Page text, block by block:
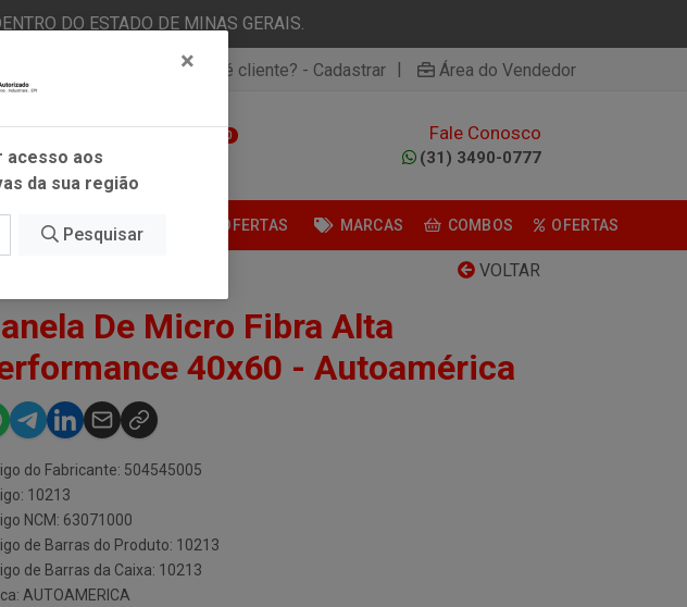
DO ESTADO DE MINAS GERAIS.
cliente? - Entrar Não é cliente? - Cadastrar | Área do Vendedor
0 Fale Conosco
(31) 3490-0777
ESTÉTICA AUTOMOTIVA OFERTAS MARCAS COMBOS OFERTAS
VOLTAR
De Micro Fibra Alta
40x60 - Autoamérica
do Fabricante: 504545005
10213
NCM: 63071000
de Barras do Produto: 10213
de Barras da Caixa: 10213
AUTOAMERICA
×
acesso aos
da sua região
Pesquisar